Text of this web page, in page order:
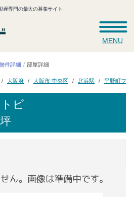
産専門の最大の募集サイト
MENU
件詳細 部屋詳細
大阪府 大阪市 中央区 北浜駅 平野町ファ
ビ